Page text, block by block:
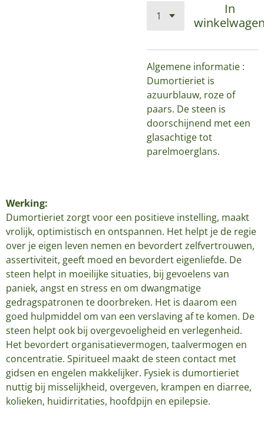
In
Algemene informatie :
Dumortieriet is
azuurblauw, roze of
paars. De steen is
doorschijnend met een
glasachtige tot
parelmoerglans.
Werking:
Dumortieriet zorgt voor een positieve instelling, maakt
vrolijk, optimistisch en ontspannen. Het helpt je de regie
over je eigen leven nemen en bevordert zelfvertrouwen,
assertiviteit, geeft moed en bevordert eigenliefde. De
steen helpt in moeilijke situaties, bij gevoelens van
paniek, angst en stress en om dwangmatige
gedragspatronen te doorbreken. Het is daarom een
goed hulpmiddel om van een verslaving af te komen. De
steen helpt ook bij overgevoeligheid en verlegenheid.
Het bevordert organisatievermogen, taalvermogen en
concentratie. Spiritueel maakt de steen contact met
gidsen en engelen makkelijker. Fysiek is dumortieriet
nuttig bij misselijkheid, overgeven, krampen en diarree,
kolieken, huidirritaties, hoofdpijn en epilepsie.